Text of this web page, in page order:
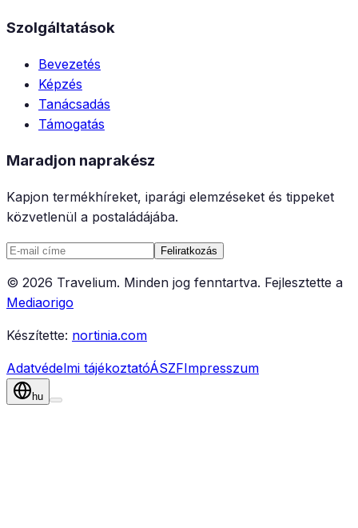
Szolgáltatások
Bevezetés
Képzés
Tanácsadás
Támogatás
Maradjon naprakész
Kapjon termékhíreket, iparági elemzéseket és tippeket
közvetlenül a postaládájába.
Feliratkozás
© 2026 Travelium. Minden jog fenntartva. Fejlesztette a
Mediaorigo
Készítette: nortinia.com
Adatvédelmi tájékoztatóÁSZFImpresszum
hu